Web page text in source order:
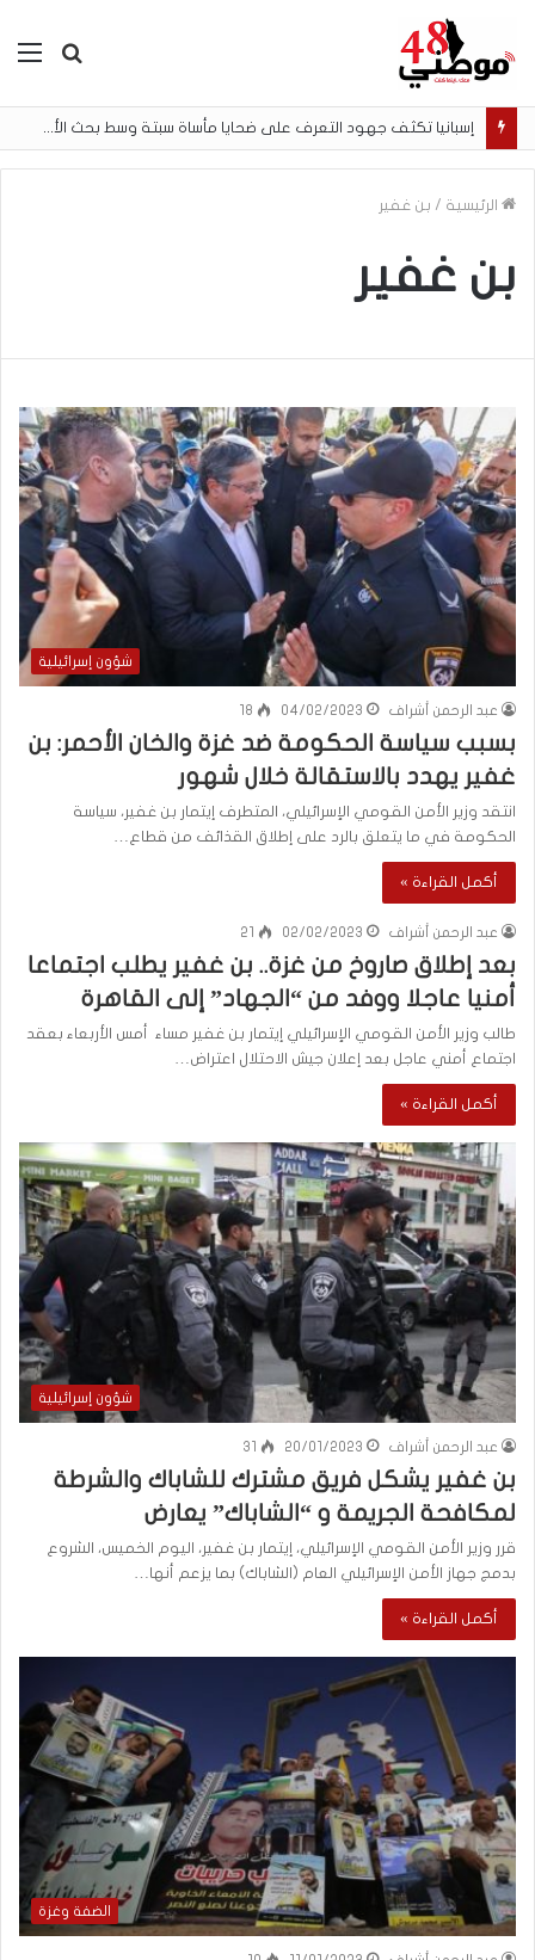
بحث
إسبانيا تكثف جهود التعرف على ضحايا مأساة سبتة وسط بحث الأسر عن المفقودين
الرئيسية / بن غفير
بن غفير
شؤون إسرائيلية
عبد الرحمن أشراف 04/02/2023
18
بسبب سياسة الحكومة ضد غزة والخان الأحمر: بن
غفير يهدد بالاستقالة خلال شهور
انتقد وزير الأمن القومي الإسرائيلي، المتطرف إيتمار بن غفير، سياسة
الحكومة في ما يتعلق بالرد على إطلاق القذائف من قطاع…
أكمل القراءة »
عبد الرحمن أشراف 02/02/2023
21
بعد إطلاق صاروخ من غزة.. بن غفير يطلب اجتماعا
أمنيا عاجلا ووفد من “الجهاد” إلى القاهرة
طالب وزير الأمن القومي الإسرائيلي إيتمار بن غفير مساء أمس الأربعاء بعقد
اجتماع أمني عاجل بعد إعلان جيش الاحتلال اعتراض…
أكمل القراءة »
شؤون إسرائيلية
عبد الرحمن أشراف 20/01/2023
31
بن غفير يشكل فريق مشترك للشاباك والشرطة
لمكافحة الجريمة و “الشاباك” يعارض
قرر وزير الأمن القومي الإسرائيلي، إيتمار بن غفير، اليوم الخميس، الشروع
بدمج جهاز الأمن الإسرائيلي العام (الشاباك) بما يزعم أنها…
أكمل القراءة »
الضفة وغزة